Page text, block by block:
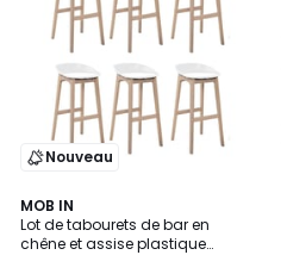
Nouveau
MOB IN
Lot de tabourets de bar en
chêne et assise plastique
2
Couleurs